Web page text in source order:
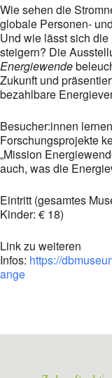
Wie sehen die
globale Personen-
Und wie lässt sich
steigern? Die
Energiewende
Zukunft und
bezahlbare
Besucher:innen
Forschungsprojekte
„Mission
auch, was die
Eintritt (gesamtes
Kinder: € 18)
Link zu weiteren
Infos: https://
ange